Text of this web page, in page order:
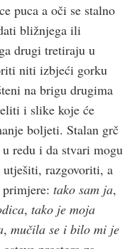
puca a oči se stalno
bližnjega ili
drugi tretiraju u
niti izbjeći gorku
na brigu drugima
i slike koje će
boljeti. Stalan grč
redu i da stvari mogu
razgovoriti, a
primjere: tako sam ja,
, tako je moja
, mučila se i bilo mi je